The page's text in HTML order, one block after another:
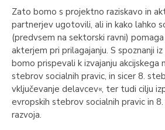
Zato bomo s projektno raziskavo in
partnerjev ugotovili, ali in kako lahko
(predvsem na sektorski ravni)
akterjem pri prilagajanju. S spoznanji
bomo prispevali k izvajanju akcijskega
stebrov socialnih pravic, in sicer 8.
vključevanje delavcev«, ter tudi cilju
evropskih stebrov socialnih pravic in
razvoja.